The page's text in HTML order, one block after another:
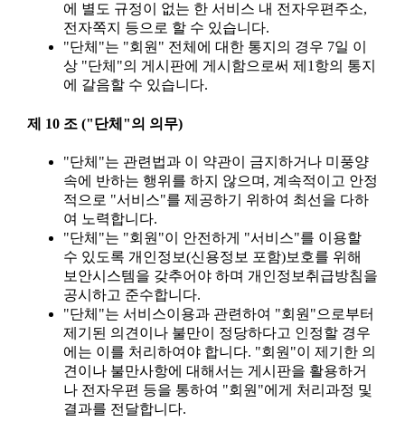
에 별도 규정이 없는 한 서비스 내 전자우편주소,
전자쪽지 등으로 할 수 있습니다.
"단체"는 "회원" 전체에 대한 통지의 경우 7일 이
상 "단체"의 게시판에 게시함으로써 제1항의 통지
에 갈음할 수 있습니다.
제 10 조 ("단체"의 의무)
"단체"는 관련법과 이 약관이 금지하거나 미풍양
속에 반하는 행위를 하지 않으며, 계속적이고 안정
적으로 "서비스"를 제공하기 위하여 최선을 다하
여 노력합니다.
"단체"는 "회원"이 안전하게 "서비스"를 이용할
수 있도록 개인정보(신용정보 포함)보호를 위해
보안시스템을 갖추어야 하며 개인정보취급방침을
공시하고 준수합니다.
"단체"는 서비스이용과 관련하여 "회원"으로부터
제기된 의견이나 불만이 정당하다고 인정할 경우
에는 이를 처리하여야 합니다. "회원"이 제기한 의
견이나 불만사항에 대해서는 게시판을 활용하거
나 전자우편 등을 통하여 "회원"에게 처리과정 및
결과를 전달합니다.